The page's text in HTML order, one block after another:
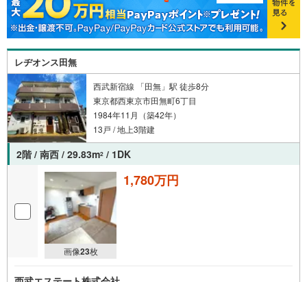
レヂオンス田無
西武新宿線 「田無」駅 徒歩8分
東京都西東京市田無町6丁目
1984年11月（築42年）
13戸 / 地上3階建
2階 / 南西 / 29.83m2 / 1DK
画像23枚
1,780万円